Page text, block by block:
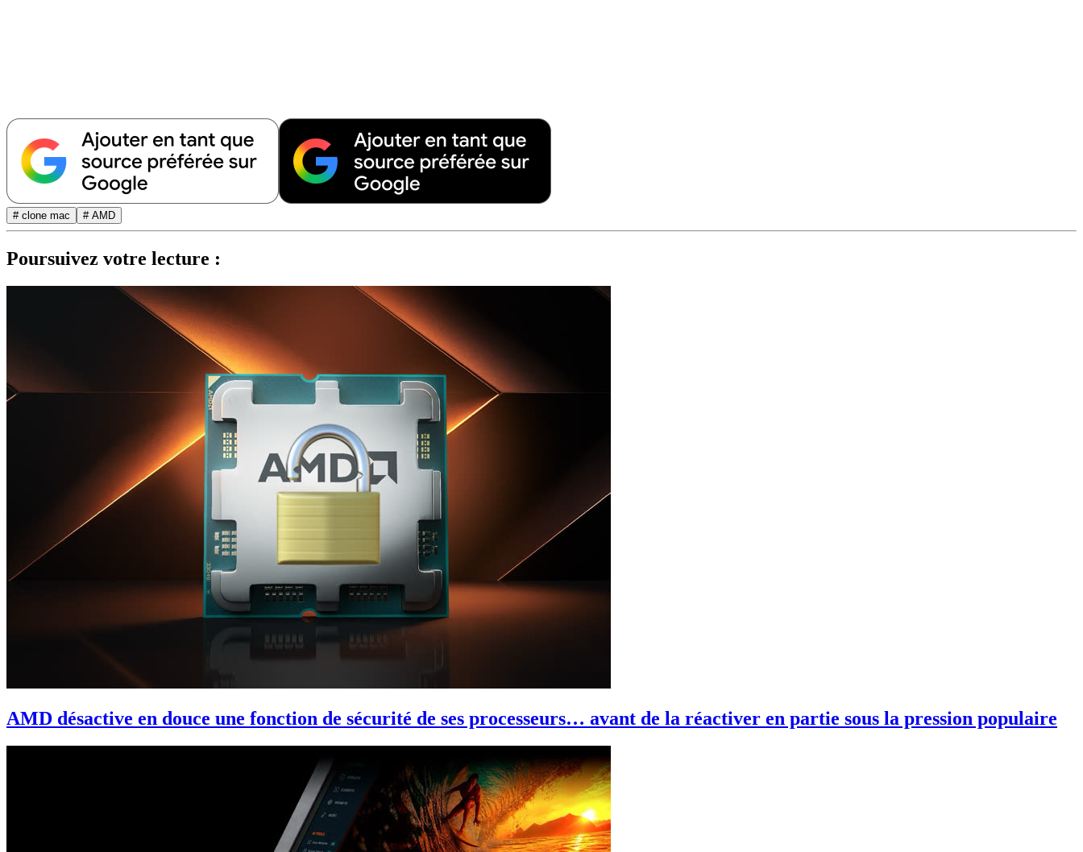
# clone mac # AMD
Poursuivez votre lecture :
AMD désactive en douce une fonction de sécurité de ses processeurs… avant de la réactiver en partie sous la pression populaire